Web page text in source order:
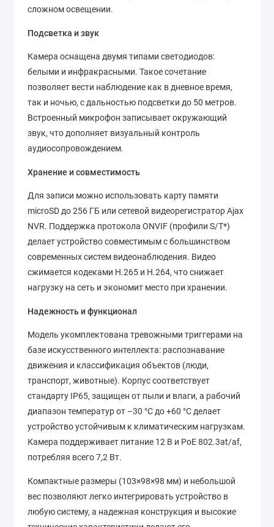
сложном освещении.
Подсветка и звук
Камера оснащена двумя типами светодиодов:
белыми и инфракрасными. Такое сочетание
позволяет вести наблюдение как в дневное время,
так и ночью, с дальностью подсветки до 50 метров.
Встроенный микрофон записывает окружающий
звук, что дополняет визуальный контроль
аудиосопровождением.
Хранение и совместимость
Для записи можно использовать карту памяти
microSD до 256 ГБ или сетевой видеорегистратор Ajax
NVR. Поддержка протокола ONVIF (профили S/T*)
делает устройство совместимым с большинством
современных систем видеонаблюдения. Видео
сжимается кодеками H.265 и H.264, что снижает
нагрузку на сеть и экономит место при хранении.
Надежность и функционал
Модель укомплектована тревожными триггерами на
базе искусственного интеллекта: распознавание
движения и классификация объектов (люди,
транспорт, животные). Корпус соответствует
стандарту IP65, защищен от пыли и влаги, а рабочий
диапазон температур от –30 °C до +60 °C делает
устройство устойчивым к климатическим нагрузкам.
Камера поддерживает питание 12 В и PoE 802.3at/af,
потребляя всего 7,2 Вт.
Компактные размеры (103×98×98 мм) и небольшой
вес позволяют легко интегрировать устройство в
любую систему, а надежная конструкция и высокие